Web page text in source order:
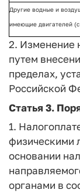
Другие водные и
имеющие двигателей (с
2. Изменение
путем
пределах,
Российской
Статья 3.
1.
физическими
основании
органами в